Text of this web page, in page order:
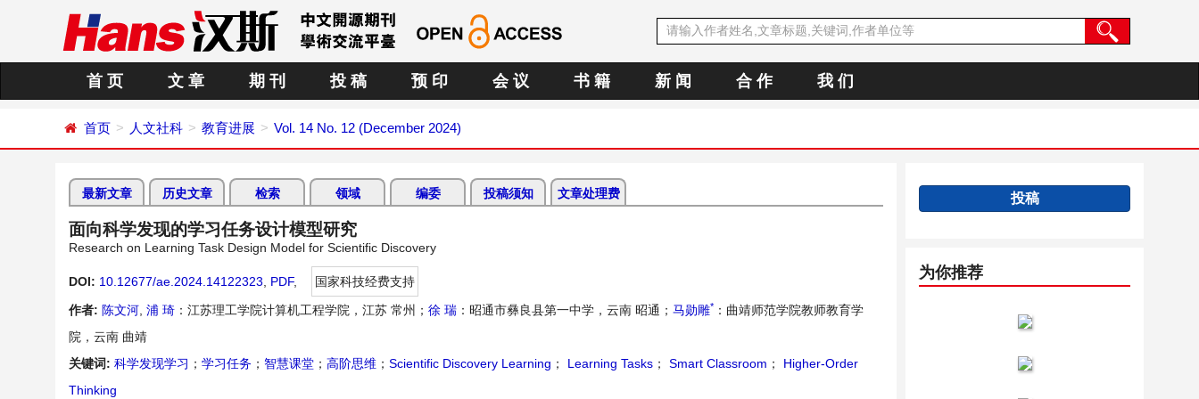
首 页 文 章 期 刊 投 稿 预 印 会 议 书 籍 新 闻 合 作 我 们
首页 人文社科 教育进展 Vol. 14 No. 12 (December 2024)
最新文章 历史文章 检索 领域 编委 投稿须知 文章处理费
面向科学发现的学习任务设计模型研究
Research on Learning Task Design Model for Scientific Discovery
DOI: 10.12677/ae.2024.14122323 PDF,
国家科技经费支持
作者: 陈文河 浦 琦 ：江苏理工学院计算机工程学院，江苏 常州； 徐 瑞 ：昭通市彝良县第一中学，云南 昭通； 马勋雕* ：曲靖师范学院教师教育学
院，云南 曲靖
关键词: 科学发现学习 ； 学习任务 ； 智慧课堂 ； 高阶思维 ； Scientific Discovery Learning ； Learning Tasks ； Smart Classroom ；
Higher-Order
Thinking
投稿
为你推荐